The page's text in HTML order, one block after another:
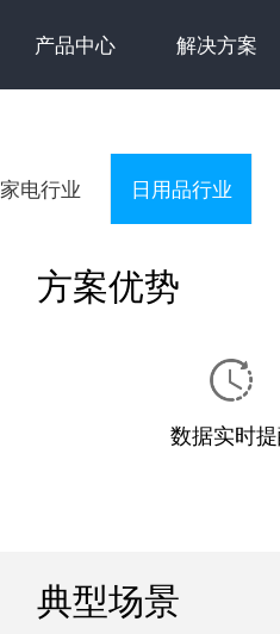
产品中心 解决方案
方案优势
数据实时
典型场景
家电行业 日用品行业